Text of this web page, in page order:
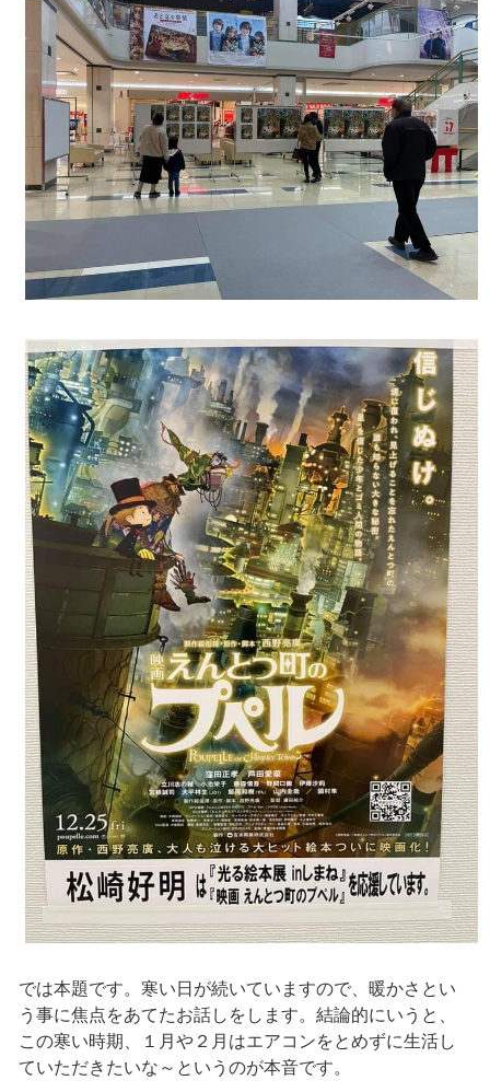
では本題です。寒い日が続いていますので、暖かさとい
う事に焦点をあてたお話しをします。結論的にいうと、
この寒い時期、１月や２月はエアコンをとめずに生活し
ていただきたいな～というのが本音です。